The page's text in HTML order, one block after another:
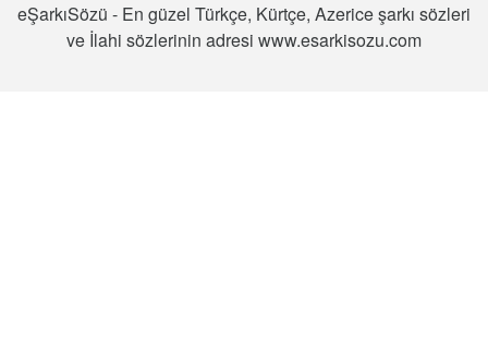
eŞarkıSözü - En güzel Türkçe, Kürtçe, Azerice şarkı sözleri
ve İlahi sözlerinin adresi www.esarkisozu.com